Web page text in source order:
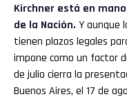
Kirchner está en
de la Nación. Y aunque
tienen plazos legales
impone como un factor
de julio cierra la
Buenos Aires, el 17 de